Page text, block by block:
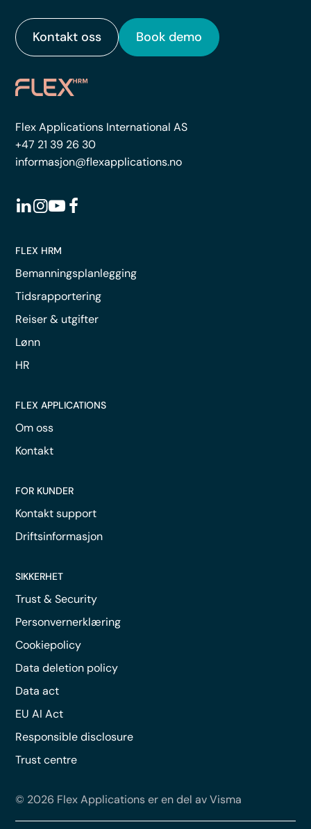
Kontakt oss Book demo
Flex Applications International AS
+47 21 39 26 30
informasjon@flexapplications.no
FLEX HRM
Bemanningsplanlegging
Tidsrapportering
Reiser & utgifter
Lønn
HR
FLEX APPLICATIONS
Om oss
Kontakt
FOR KUNDER
Kontakt support
Driftsinformasjon
SIKKERHET
Trust & Security
Personvernerklæring
Cookiepolicy
Data deletion policy
Data act
EU AI Act
Responsible disclosure
Trust centre
© 2026 Flex Applications er en del av Visma